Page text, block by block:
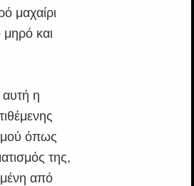
μαχαίρι
μηρό και
η
όπως
της,
από